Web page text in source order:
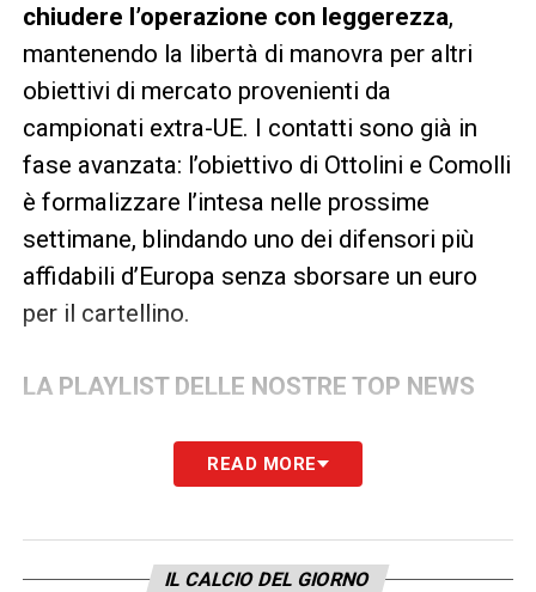
chiudere l’operazione con leggerezza,
mantenendo la libertà di manovra per altri
obiettivi di mercato provenienti da
campionati extra-UE. I contatti sono già in
fase avanzata: l’obiettivo di Ottolini e Comolli
è formalizzare l’intesa nelle prossime
settimane, blindando uno dei difensori più
affidabili d’Europa senza sborsare un euro
per il cartellino.
LA PLAYLIST DELLE NOSTRE TOP NEWS
READ MORE
IL CALCIO DEL GIORNO